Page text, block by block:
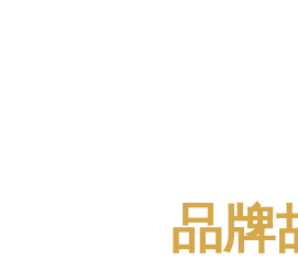
品牌